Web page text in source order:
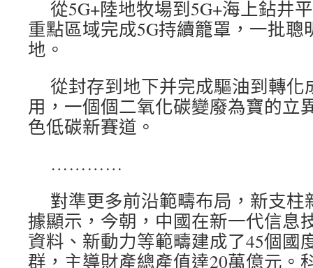
從5G+陸地牧場到5G+海上鉆井
重點區域完成5G持續籠罩，一批
地。
從封存到地下并完成驅油到轉化
用，一個個二氧化碳變廢為寶的立
色低碳新賽道。
…………
對準更多前沿範疇布局，新支
據顯示，今朝，中國在新一代信息
資料、新動力等範疇建成了45個國
群，主導財產總產值達20萬億元。